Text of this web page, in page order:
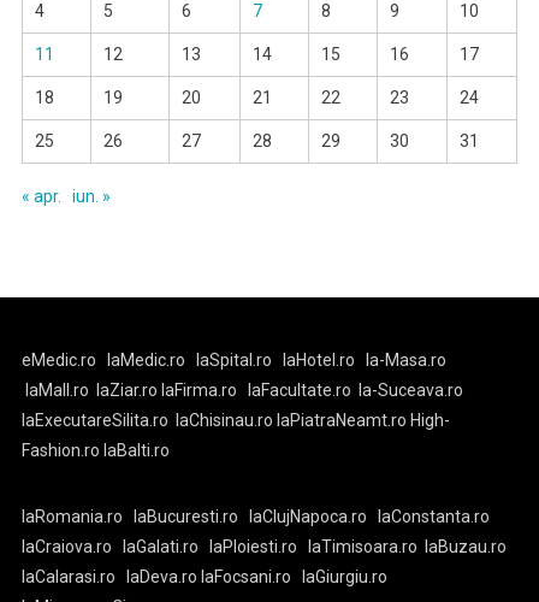
4 5 6 7 8 9 10
11 12 13 14 15 16 17
18 19 20 21 22 23 24
25 26 27 28 29 30 31
« apr. iun. »
eMedic.ro laMedic.ro laSpital.ro laHotel.ro
la-Masa.ro
laMall.ro laZiar.rolaFirma.ro laFacultate.ro la-Suceava.ro
laExecutareSilita.ro laChisinau.ro laPiatraNeamt.ro High-
Fashion.ro laBalti.ro
laRomania.ro laBucuresti.ro laClujNapoca.ro
laConstanta.ro
laCraiova.ro
laGalati.ro laPloiesti.ro laTimisoara.ro laBuzau.ro
laCalarasi.ro
laDeva.ro laFocsani.ro
laGiurgiu.ro